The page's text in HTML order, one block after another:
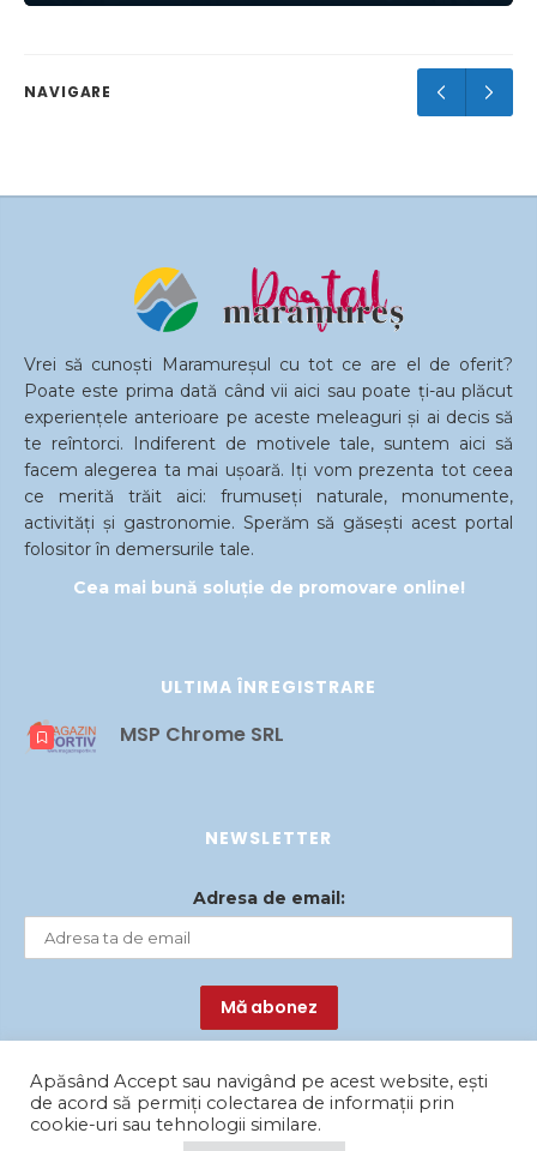
cursul mijlociu al râului Săsar, la poalele Munților
județului Maramureș sunt localizate în teritoriile
ce înconjoară orașul Baia Mare. Regiunea este
NAVIGARE
Vrei să cunoști Maramureșul cu tot ce are el de oferit?
Poate este prima dată când vii aici sau poate ți-au plăcut
experiențele anterioare pe aceste meleaguri și ai decis să
te reîntorci. Indiferent de motivele tale, suntem aici să
facem alegerea ta mai ușoară. Iți vom prezenta tot ceea
ce merită trăit aici: frumuseți naturale, monumente,
activități și gastronomie. Sperăm să găsești acest portal
folositor în demersurile tale.
Cea mai bună soluție de promovare online!
ULTIMA ÎNREGISTRARE
MSP Chrome SRL
NEWSLETTER
Adresa de email:
Apăsând Accept sau navigând pe acest website, ești
de acord să permiți colectarea de informații prin
cookie-uri sau tehnologii similare.